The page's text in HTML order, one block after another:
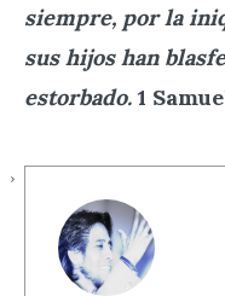
siempre, por la
sus hijos han
estorbado. 1